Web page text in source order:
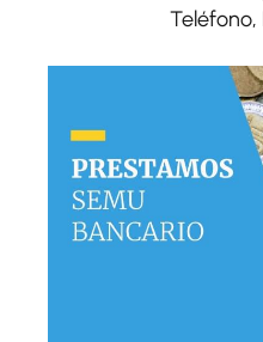
Teléfono,